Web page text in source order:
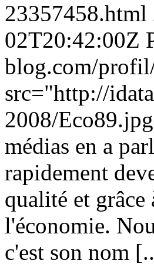
23357458.html
02T20:42:00Z
blog.com/
src="http://
2008/
médias en a
rapidement
qualité et grâce
l'économie.
c'est son nom